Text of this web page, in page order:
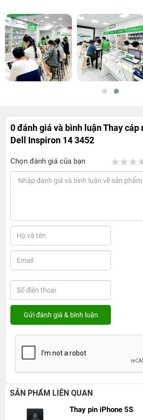
0 đánh giá và bình luậnThay cáp
Dell Inspiron 14 3452
Chọn đánh giá của bạn
SẢN PHẨM LIÊN QUAN
Thay pin iPhone 5S